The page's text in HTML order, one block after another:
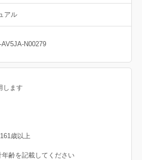
アル
AV5JA-N00279
します
歳以上
齢を記載してください